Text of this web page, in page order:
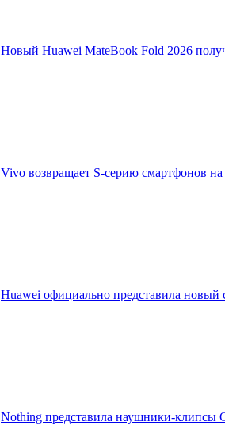
Новый Huawei MateBook Fold 2026
Vivo возвращает S-серию смартфонов
Huawei официально представила
Nothing представила наушники-клипсы